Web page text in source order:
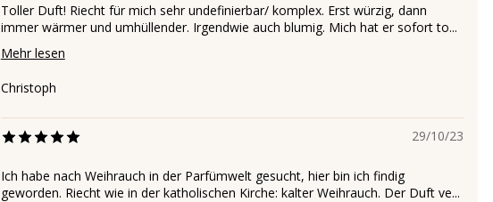
Toller Duft! Riecht für mich sehr undefinierbar/ komplex. Erst würzig, dann
immer wärmer und umhüllender. Irgendwie auch blumig. Mich hat er sofort to...
Mehr lesen
Christoph
29/10/23
Ich habe nach Weihrauch in der Parfümwelt gesucht, hier bin ich findig
geworden. Riecht wie in der katholischen Kirche: kalter Weihrauch. Der Duft ve...